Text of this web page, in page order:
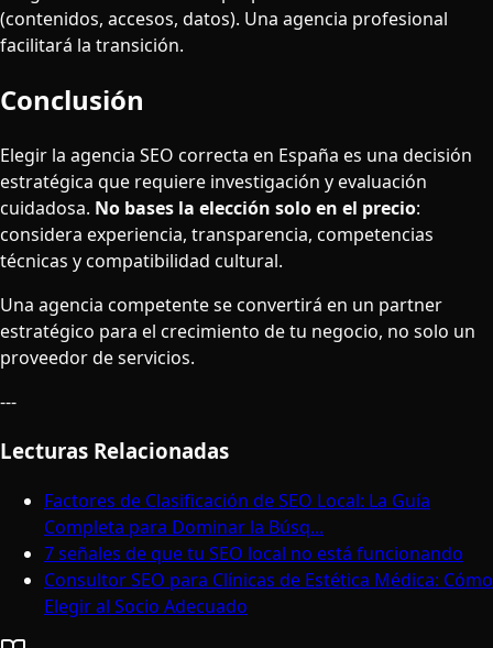
(contenidos, accesos, datos). Una agencia profesional
facilitará la transición.
Conclusión
Elegir la agencia SEO correcta en España es una decisión
estratégica que requiere investigación y evaluación
cuidadosa. No bases la elección solo en el precio:
considera experiencia, transparencia, competencias
técnicas y compatibilidad cultural.
Una agencia competente se convertirá en un partner
estratégico para el crecimiento de tu negocio, no solo un
proveedor de servicios.
---
Lecturas Relacionadas
Factores de Clasificación de SEO Local: La Guía
Completa para Dominar la Búsq...
7 señales de que tu SEO local no está funcionando
Consultor SEO para Clínicas de Estética Médica: Cómo
Elegir al Socio Adecuado